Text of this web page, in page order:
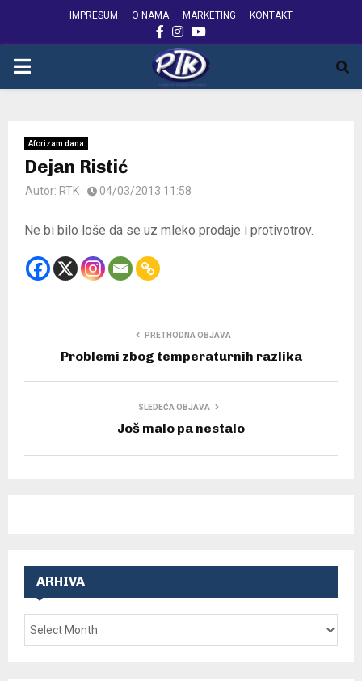
IMPRESUM O NAMA MARKETING KONTAKT
FACEBOOK
INSTAGRAM
YOUTUBE
PRIMARY
Aforizam dana
Dejan Ristić
Autor: RTK 04/03/2013 11:58
Ne bi bilo loše da se uz mleko prodaje i protivotrov.
PRETHODNA OBJAVA
Problemi zbog temperaturnih razlika
SLEDEĆA OBJAVA
Još malo pa nestalo
ARHIVA